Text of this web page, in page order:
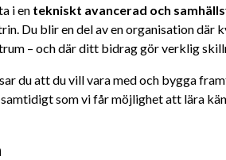
i en tekniskt avancerad och
Du blir en del av en organisation där
– och där ditt bidrag gör verklig
du att du vill vara med och bygga
som vi får möjlighet att lära